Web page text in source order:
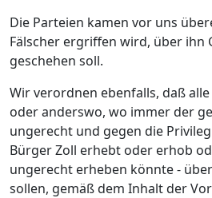
Die Parteien kamen vor uns
Fälscher ergriffen wird, über ihn
geschehen soll.
Wir verordnen ebenfalls, daß
oder anderswo, wo immer der
ungerecht und gegen die
Bürger Zoll erhebt oder erhob
ungerecht erheben könnte -
sollen, gemäß dem Inhalt der